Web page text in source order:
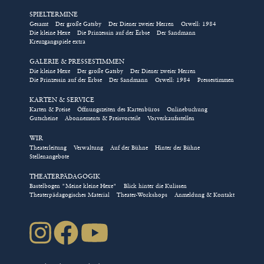
Eintrittskarten für Gruppen
und Schulklassen, Tickets für
Rollstuhlplätze, die Kombi-
Karte für das Kindertheater
und das Nimm-2-Abo für die
Abendstücke im Kreuzgang
können ausschließlich über
das Kulturbüro direkt
gebucht werden!
/// Bestellung direkt über das Kulturbüro
Natürlich können Sie auch über
karten(at)kreuzgangspiele.deoder die Telefonnummer
Das Kartenbüro wählt für Sie die besten freien Plätze in
der gewählten Kategorie und sendet Ihnen die
SPIELTERMINE
Gesamt Der große Gatsby Der Diener zweier Herren
Orwell: 1984
Die kleine Hexe
Die Prinzessin auf der Erbse
Der Sandmann
Kreuzgangspiele extra
GALERIE & PRESSESTIMMEN
Die kleine Hexe Der große Gatsby
Der Diener zweier Herren
Die Prinzessin auf der Erbse
Der Sandmann Orwell: 1984 Pressestimmen
KARTEN & SERVICE
Karten & Preise Öffnungszeiten des Kartenbüros
Onlinebuchung
Gutscheine
Abonnements & Preisvorteile Vorverkaufsstellen
WIR
Theaterleitung Verwaltung Auf der Bühne
Hinter der Bühne
Stellenangebote
THEATERPÄDAGOGIK
Bastelbogen "Meine kleine Hexe"
Blick hinter die Kulissen
Theaterpädagogisches Material
Theater-Workshops Anmeldung & Kontakt